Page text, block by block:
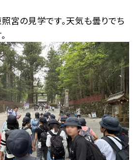
宮の見学です。天気も曇りでち